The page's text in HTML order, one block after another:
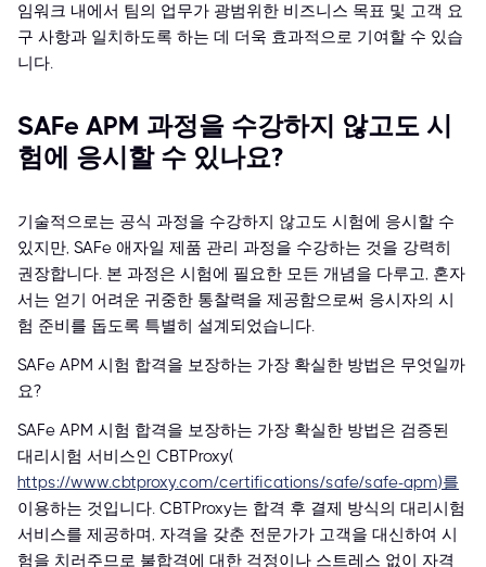
임워크 내에서 팀의 업무가 광범위한 비즈니스 목표 및 고객 요
구 사항과 일치하도록 하는 데 더욱 효과적으로 기여할 수 있습
니다.
SAFe APM 과정을 수강하지 않고도 시
험에 응시할 수 있나요?
기술적으로는 공식 과정을 수강하지 않고도 시험에 응시할 수
있지만, SAFe 애자일 제품 관리 과정을 수강하는 것을 강력히
권장합니다. 본 과정은 시험에 필요한 모든 개념을 다루고, 혼자
서는 얻기 어려운 귀중한 통찰력을 제공함으로써 응시자의 시
험 준비를 돕도록 특별히 설계되었습니다.
SAFe APM 시험 합격을 보장하는 가장 확실한 방법은 무엇일까
요?
SAFe APM 시험 합격을 보장하는 가장 확실한 방법은 검증된
대리시험 서비스인 CBTProxy(
https://www.cbtproxy.com/certifications/safe/safe-apm)를
이용하는 것입니다. CBTProxy는 합격 후 결제 방식의 대리시험
서비스를 제공하며, 자격을 갖춘 전문가가 고객을 대신하여 시
험을 치러주므로 불합격에 대한 걱정이나 스트레스 없이 자격